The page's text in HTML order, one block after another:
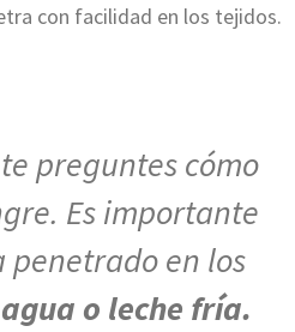
con facilidad en los tejidos.
preguntes cómo
Es importante
penetrado en los
o leche fría.